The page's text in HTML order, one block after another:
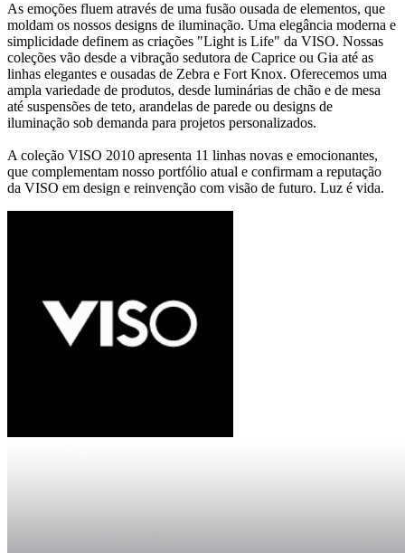
As emoções fluem através de uma fusão ousada de elementos, que
moldam os nossos designs de iluminação. Uma elegância moderna e
simplicidade definem as criações "Light is Life" da VISO. Nossas
coleções vão desde a vibração sedutora de Caprice ou Gia até as
linhas elegantes e ousadas de Zebra e Fort Knox. Oferecemos uma
ampla variedade de produtos, desde luminárias de chão e de mesa
até suspensões de teto, arandelas de parede ou designs de
iluminação sob demanda para projetos personalizados.
A coleção VISO 2010 apresenta 11 linhas novas e emocionantes,
que complementam nosso portfólio atual e confirmam a reputação
da VISO em design e reinvenção com visão de futuro. Luz é vida.